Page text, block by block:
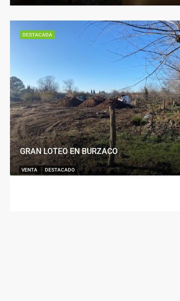
GRAN LOTEO EN BURZACO
VENTA DESTACADO
DESTACADA